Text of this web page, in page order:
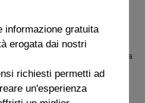
VECCHIA
"L'ora della Vecchia
informazione gratuita
erogata dai nostri
richiesti permetti ad
un'esperienza